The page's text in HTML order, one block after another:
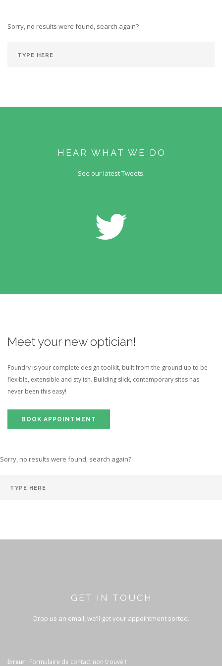
Sorry, no results were found, search again?
HEAR WHAT WE DO
See our latest Tweets.
Meet your new optician!
Foundry is your complete design toolkit, built from the ground up to be
flexible, extensible and stylish. Building slick, contemporary sites has
never been this easy!
BOOK APPOINTMENT
Sorry, no results were found, search again?
GET IN TOUCH
Drop us an email, we’ll get your appointment sorted.
Erreur : Formulaire de contact non trouvé !